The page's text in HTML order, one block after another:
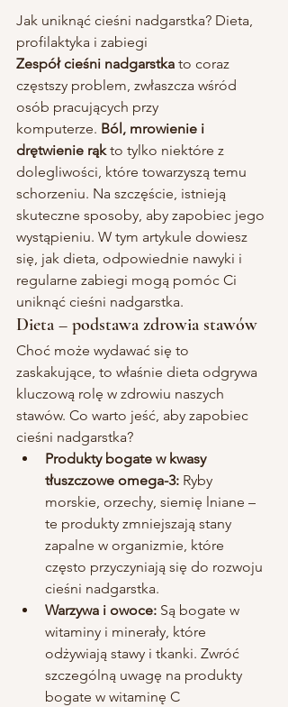
Jak uniknąć cieśni nadgarstka? Dieta,
profilaktyka i zabiegi
Zespół cieśni nadgarstka to coraz
częstszy problem, zwłaszcza wśród
osób pracujących przy
komputerze. Ból, mrowienie i
drętwienie rąk to tylko niektóre z
dolegliwości, które towarzyszą temu
schorzeniu. Na szczęście, istnieją
skuteczne sposoby, aby zapobiec jego
wystąpieniu. W tym artykule dowiesz
się, jak dieta, odpowiednie nawyki i
regularne zabiegi mogą pomóc Ci
uniknąć cieśni nadgarstka.
Dieta – podstawa zdrowia stawów
Choć może wydawać się to
zaskakujące, to właśnie dieta odgrywa
kluczową rolę w zdrowiu naszych
stawów. Co warto jeść, aby zapobiec
cieśni nadgarstka?
Produkty bogate w kwasy
tłuszczowe omega-3: Ryby
morskie, orzechy, siemię lniane –
te produkty zmniejszają stany
zapalne w organizmie, które
często przyczyniają się do rozwoju
cieśni nadgarstka.
Warzywa i owoce: Są bogate w
witaminy i minerały, które
odżywiają stawy i tkanki. Zwróć
szczególną uwagę na produkty
bogate w witaminę C